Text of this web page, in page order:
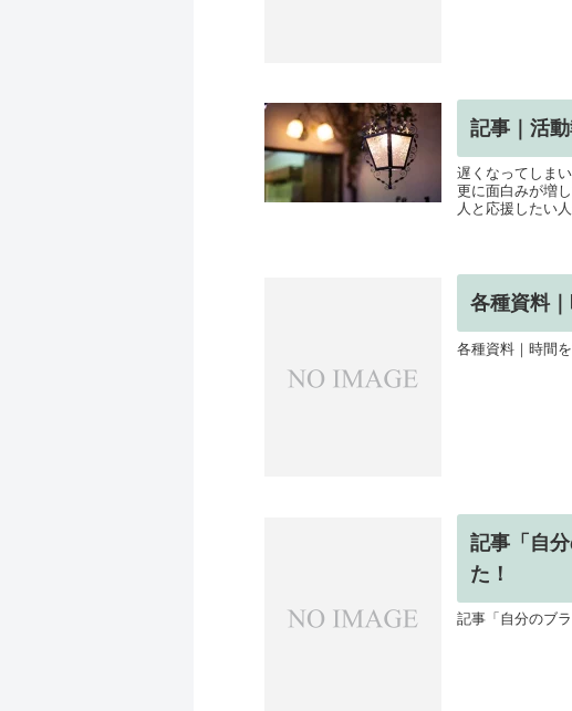
記事｜活
遅くなってしま
更に面白みが増
人と応援したい
各種資料
各種資料｜時間
記事「自
た！
記事「自分のブ